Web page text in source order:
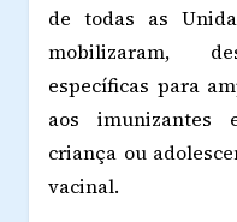
de todas as
mobilizaram,
específicas para
aos imunizantes
criança ou
vacinal.